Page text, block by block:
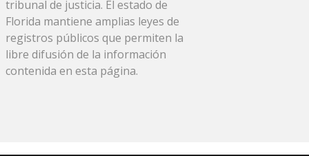
tribunal de justicia. El estado de
Florida mantiene amplias leyes de
registros públicos que permiten la
libre difusión de la información
contenida en esta página.